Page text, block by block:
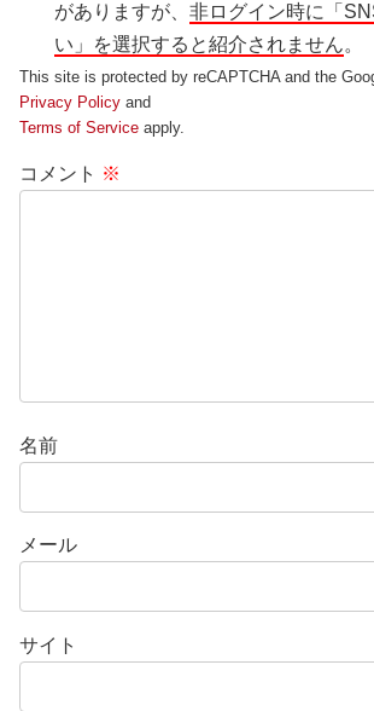
がありますが、非ログイン時に「
い」を選択すると紹介されません。
This site is protected by reCAPTCHA and the
Privacy Policy and
Terms of Service apply.
コメント ※
名前
メール
サイト